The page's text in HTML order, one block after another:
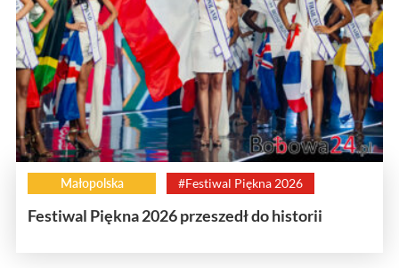
Małopolska #Festiwal Piękna 2026
Festiwal Piękna 2026 przeszedł do historii